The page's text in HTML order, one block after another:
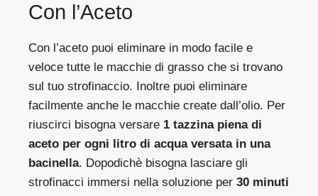
Con l’Aceto
Con l’aceto puoi eliminare in modo facile e
veloce tutte le macchie di grasso che si trovano
sul tuo strofinaccio. Inoltre puoi eliminare
facilmente anche le macchie create dall’olio. Per
riuscirci bisogna versare 1 tazzina piena di
aceto per ogni litro di acqua versata in una
bacinella. Dopodichè bisogna lasciare gli
strofinacci immersi nella soluzione per30 minuti